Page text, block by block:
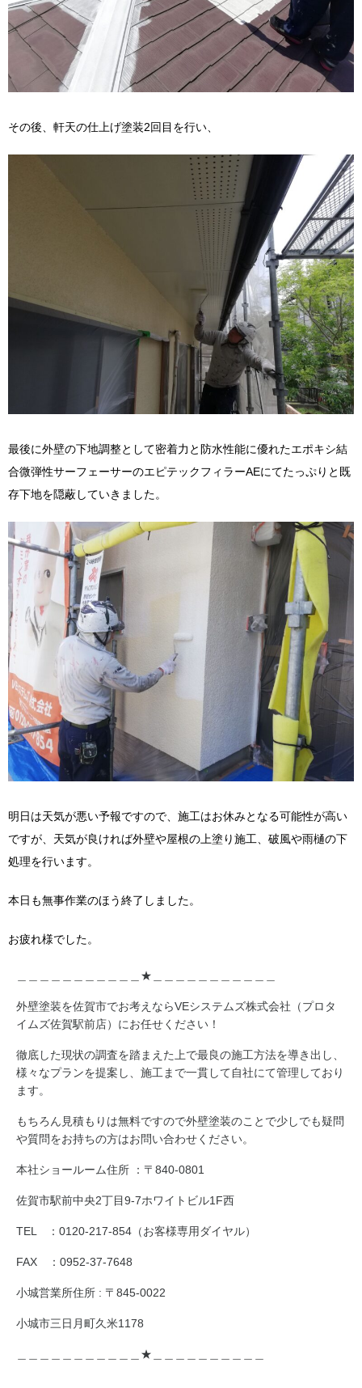
その後、軒天の仕上げ塗装2回目を行い、
最後に外壁の下地調整として密着力と防水性能に優れたエポキシ結
合微弾性サーフェーサーのエピテックフィラーAEにてたっぷりと既
存下地を隠蔽していきました。
明日は天気が悪い予報ですので、施工はお休みとなる可能性が高い
ですが、天気が良ければ外壁や屋根の上塗り施工、破風や雨樋の下
処理を行います。
本日も無事作業のほう終了しました。
お疲れ様でした。
＿＿＿＿＿＿＿＿＿＿＿★＿＿＿＿＿＿＿＿＿＿＿
外壁塗装を佐賀市でお考えならVEシステムズ株式会社（プロタ
イムズ佐賀駅前店）にお任せください！
徹底した現状の調査を踏まえた上で最良の施工方法を導き出し、
様々なプランを提案し、施工まで一貫して自社にて管理しており
ます。
もちろん見積もりは無料ですので外壁塗装のことで少しでも疑問
や質問をお持ちの方はお問い合わせください。
本社ショールーム住所 ：〒840-0801
佐賀市駅前中央2丁目9-7ホワイトビル1F西
TEL ：0120-217-854（お客様専用ダイヤル）
FAX ：0952-37-7648
小城営業所住所 : 〒845-0022
小城市三日月町久米1178
＿＿＿＿＿＿＿＿＿＿＿★＿＿＿＿＿＿＿＿＿＿